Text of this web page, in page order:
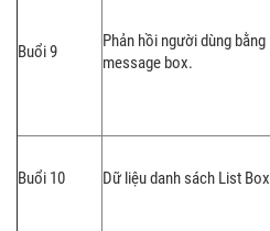
Buổi 9
Phản hồi người dùng bằng
message box.
Buổi 10 Dữ liệu danh sách List Box